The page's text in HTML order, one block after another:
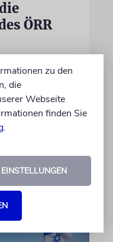
ÖRR
Synagogen-
das Schreiben
zu den
die
Webseite
finden Sie
.
EINSTELLUNGEN